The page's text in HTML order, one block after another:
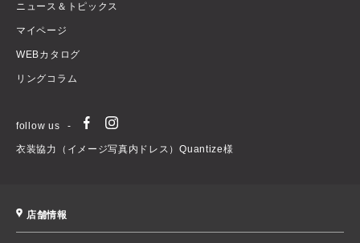
ニュース＆トピックス
マイページ
WEBカタログ
リングコラム
follow us
衣装協力（イメージ写真内ドレス）Quantize様
店舗情報